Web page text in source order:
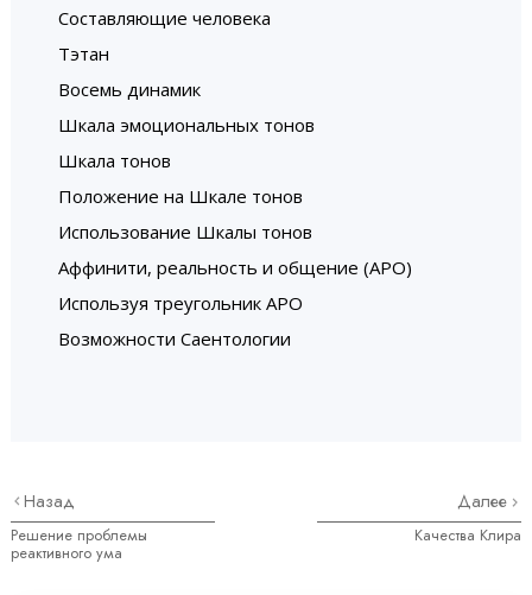
Составляющие человека
Тэтан
Восемь динамик
Шкала эмоциональных тонов
Шкала тонов
Положение на Шкале тонов
Использование Шкалы тонов
Аффинити, реальность и общение (АРО)
Используя треугольник АРО
Возможности Саентологии
Назад
Решение проблемы
реактивного ума
Далее
Качества Клира